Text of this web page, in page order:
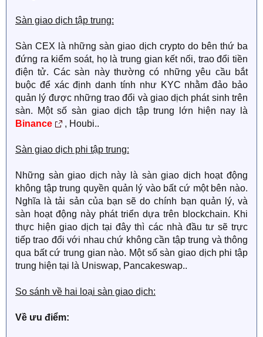
Sàn giao dịch tập trung:
Sàn CEX là những sàn giao dịch crypto do bên thứ ba
đứng ra kiểm soát, họ là trung gian kết nối, trao đổi tiền
điện tử. Các sàn này thường có những yêu cầu bắt
buộc để xác định danh tính như KYC nhằm đảo bảo
quản lý được những trao đổi và giao dịch phát sinh trên
sàn. Một số sàn giao dịch tập trung lớn hiện nay là
Binance
, Houbi..
Sàn giao dịch phi tập trung:
Những sàn giao dịch này là sàn giao dịch hoạt động
không tập trung quyền quản lý vào bất cứ một bên nào.
Nghĩa là tải sản của bạn sẽ do chính bạn quản lý, và
sàn hoạt động này phát triển dựa trên blockchain. Khi
thực hiện giao dịch tại đây thì các nhà đầu tư sẽ trực
tiếp trao đổi với nhau chứ không cần tập trung và thông
qua bất cứ trung gian nào. Một số sàn giao dịch phi tập
trung hiện tại là Uniswap, Pancakeswap..
So sánh về hai loại sàn giao dịch:
Về ưu điểm: